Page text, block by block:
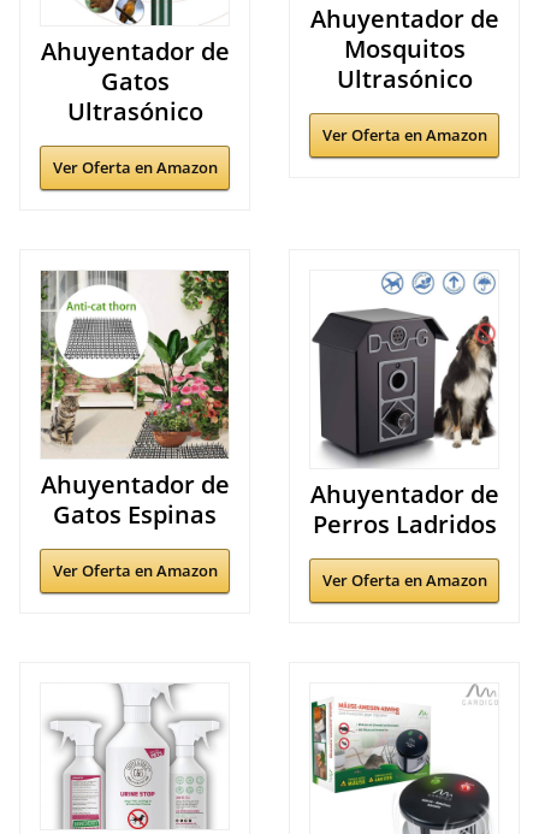
Ahuyentador de
Gatos
Ultrasónico
Ver Oferta en Amazon
Ahuyentador de
Mosquitos
Ultrasónico
Ver Oferta en Amazon
Ahuyentador de
Gatos Espinas
Ver Oferta en Amazon
Ahuyentador de
Perros Ladridos
Ver Oferta en Amazon